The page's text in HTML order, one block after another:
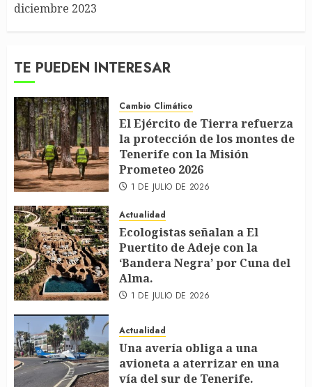
diciembre 2023
TE PUEDEN INTERESAR
Cambio Climático
El Ejército de Tierra refuerza
la protección de los montes de
Tenerife con la Misión
Prometeo 2026
1 DE JULIO DE 2026
Actualidad
Ecologistas señalan a El
Puertito de Adeje con la
‘Bandera Negra’ por Cuna del
Alma.
1 DE JULIO DE 2026
Actualidad
Una avería obliga a una
avioneta a aterrizar en una
vía del sur de Tenerife.